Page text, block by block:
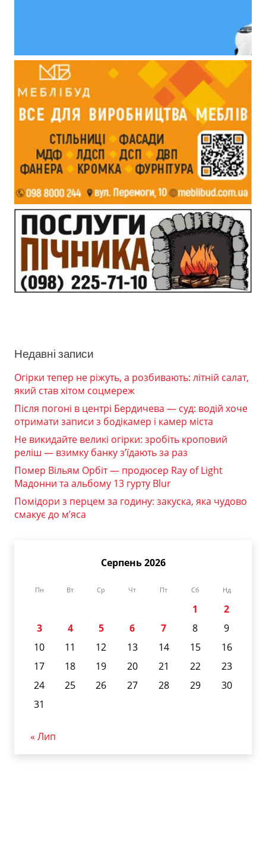
Недавні записи
Огірки тепер не ріжуть, а розбивають: літній салат,
який став хітом соцмереж
Після погоні в центрі Бердичева — суд: водій хоче
отримати записи з бодікамер і камер міста
Не викидайте великі огірки: зробіть кроповий
реліш — взимку банку з’їдають за раз
Помер Вільям Орбіт — продюсер Ray of Light
Мадонни та альбому 13 гурту Blur
Помідори з перцем за годину: закуска, яка чудово
смакує до м’яса
Серпень 2026
Пн Вт Ср Чт Пт Сб Нд
1
2
3
4 5 6 7 8
9
10
11 12 13 14 15
16
17
18 19 20 21 22
23
24
25 26 27 28 29
30
31
« Лип